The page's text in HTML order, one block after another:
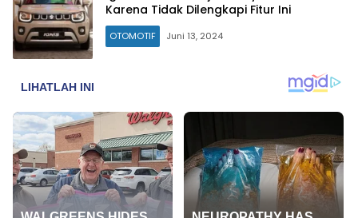
Karena Tidak Dilengkapi Fitur Ini
OTOMOTIF Juni 13, 2024